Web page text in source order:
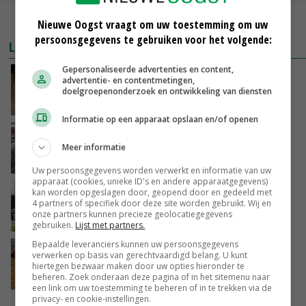
MEER MARKTPRIJZEN
LAATSTE NIEUWS
Boterberg zit echt herstel zuivelmarkt in de
weg
zeugen verdubbeld’
Gemiddelde Europese melkprijs daalt licht in
juni
GISTEREN, 17:04
Frans onderzoekcentrum bestrijkt hele
varkensvleesketen
GISTEREN, 15:29
Nieuwe Oogst vraagt om uw toestemming om uw
persoonsgegevens te gebruiken voor het volgende:
Gepersonaliseerde advertenties en content,
advertentie- en contentmetingen,
doelgroepenonderzoek en ontwikkeling van diensten
Informatie op een apparaat opslaan en/of openen
Meer informatie
Uw persoonsgegevens worden verwerkt en informatie van uw
apparaat (cookies, unieke ID's en andere apparaatgegevens)
kan worden opgeslagen door, geopend door en gedeeld met
4 partners of specifiek door deze site worden gebruikt. Wij en
onze partners kunnen precieze geolocatiegegevens
gebruiken. Lijst met partners.
Bepaalde leveranciers kunnen uw persoonsgegevens
verwerken op basis van gerechtvaardigd belang. U kunt
hiertegen bezwaar maken door uw opties hieronder te
beheren. Zoek onderaan deze pagina of in het sitemenu naar
een link om uw toestemming te beheren of in te trekken via de
privacy- en cookie-instellingen.